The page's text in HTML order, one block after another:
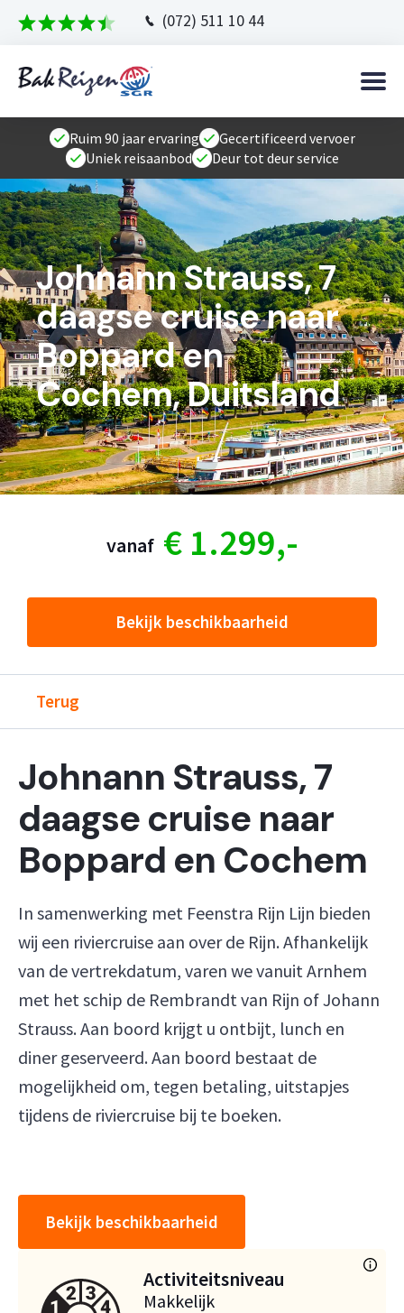
(072) 511 10 44
Ruim 90 jaar ervaring
Gecertificeerd vervoer
Uniek reisaanbod
Deur tot deur service
Johnann Strauss, 7
daagse cruise naar
Boppard en
Cochem, Duitsland
vanaf € 1.299,-
Bekijk beschikbaarheid
Terug
Johnann Strauss, 7
daagse cruise naar
Boppard en Cochem
In samenwerking met Feenstra Rijn Lijn bieden
wij een riviercruise aan over de Rijn. Afhankelijk
van de vertrekdatum, varen we vanuit Arnhem
met het schip de Rembrandt van Rijn of Johann
Strauss. Aan boord krijgt u ontbijt, lunch en
diner geserveerd. Aan boord bestaat de
mogelijkheid om, tegen betaling, uitstapjes
tijdens de riviercruise bij te boeken.
Bekijk beschikbaarheid
Activiteitsniveau
Makkelijk